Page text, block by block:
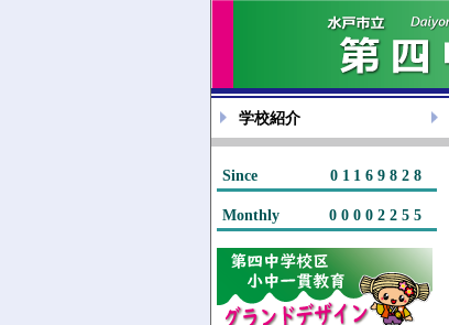
学校紹介
Since 01169828
Monthly 00002255